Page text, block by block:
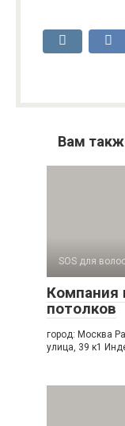
Вам
SOS для волос
Компания
потолков
город: Москва
улица, 39 к1